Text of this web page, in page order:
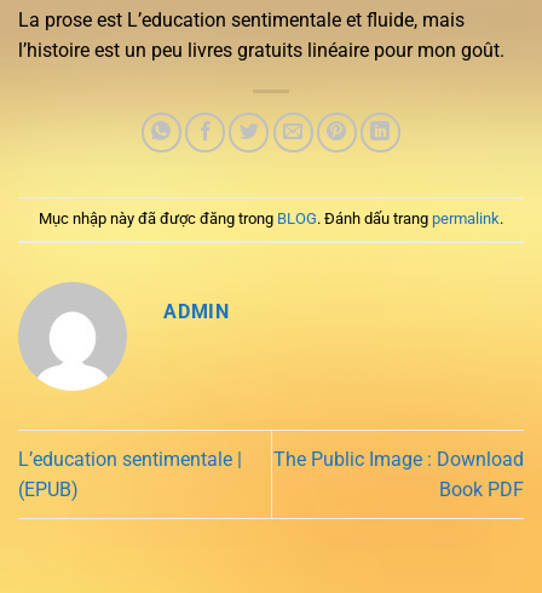
La prose est L’education sentimentale et fluide, mais
l’histoire est un peu livres gratuits linéaire pour mon goût.
Mục nhập này đã được đăng trong BLOG. Đánh dấu trang permalink.
ADMIN
L’education sentimentale |
(EPUB)
The Public Image : Download
Book PDF